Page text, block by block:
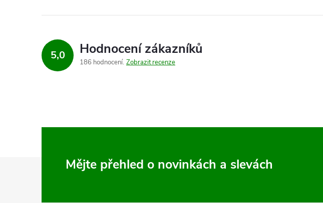
5,0 Hodnocení zákazníků
186 hodnocení Zobrazit recenze
Mějte přehled o novinkách a slevách